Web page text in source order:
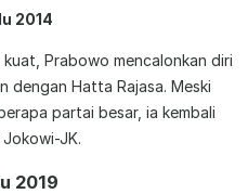
2014
Prabowo mencalonkan diri
dengan Hatta Rajasa. Meski
partai besar, ia kembali
JK.
2019